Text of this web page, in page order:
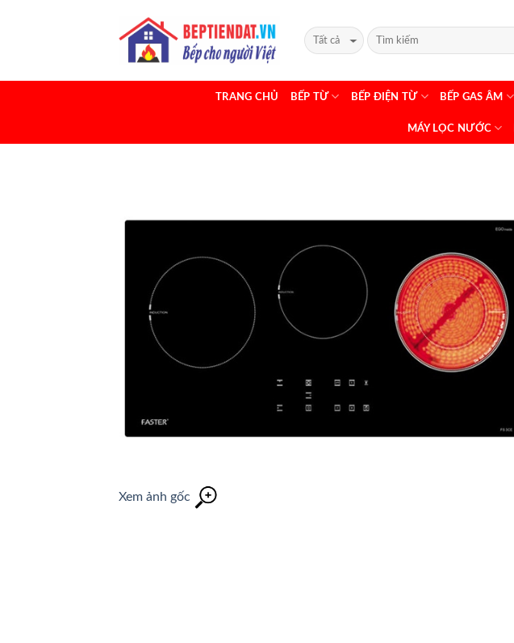
TRANG CHỦ BẾP TỪ BẾP ĐIỆN TỪ BẾP GAS ÂM
MÁY LỌC NƯỚC
Xem ảnh gốc